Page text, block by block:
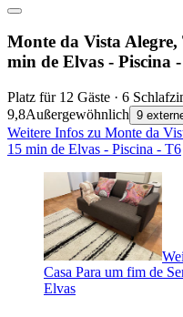
Monte da Vista
min de Elvas - Piscina
Platz für 12 Gäste · 6
9,8Außergewöhnlich 9
Weitere Infos zu Monte da
15 min de Elvas - Piscina - T6
Casa Para um fim de
Elvas